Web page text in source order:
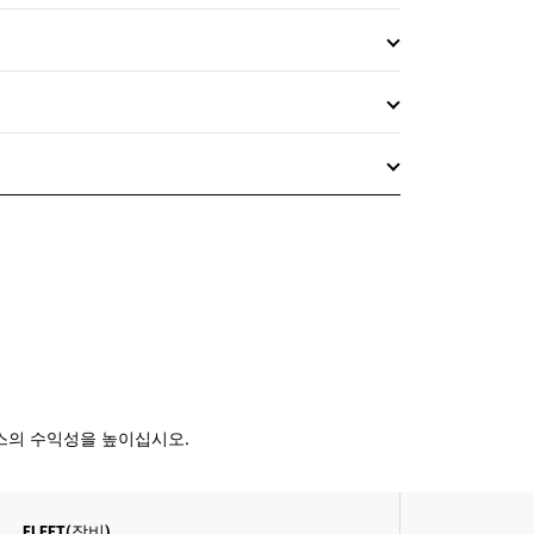
수익성을 높이십시오.